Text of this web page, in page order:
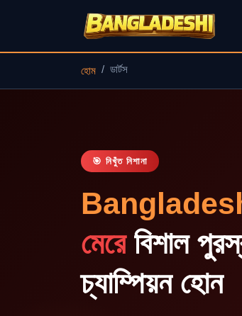
হোম ডার্টস
🎯 নিখুঁত নিশানা
মেরেবিশাল
চ্যাম্পিয়ন হোন